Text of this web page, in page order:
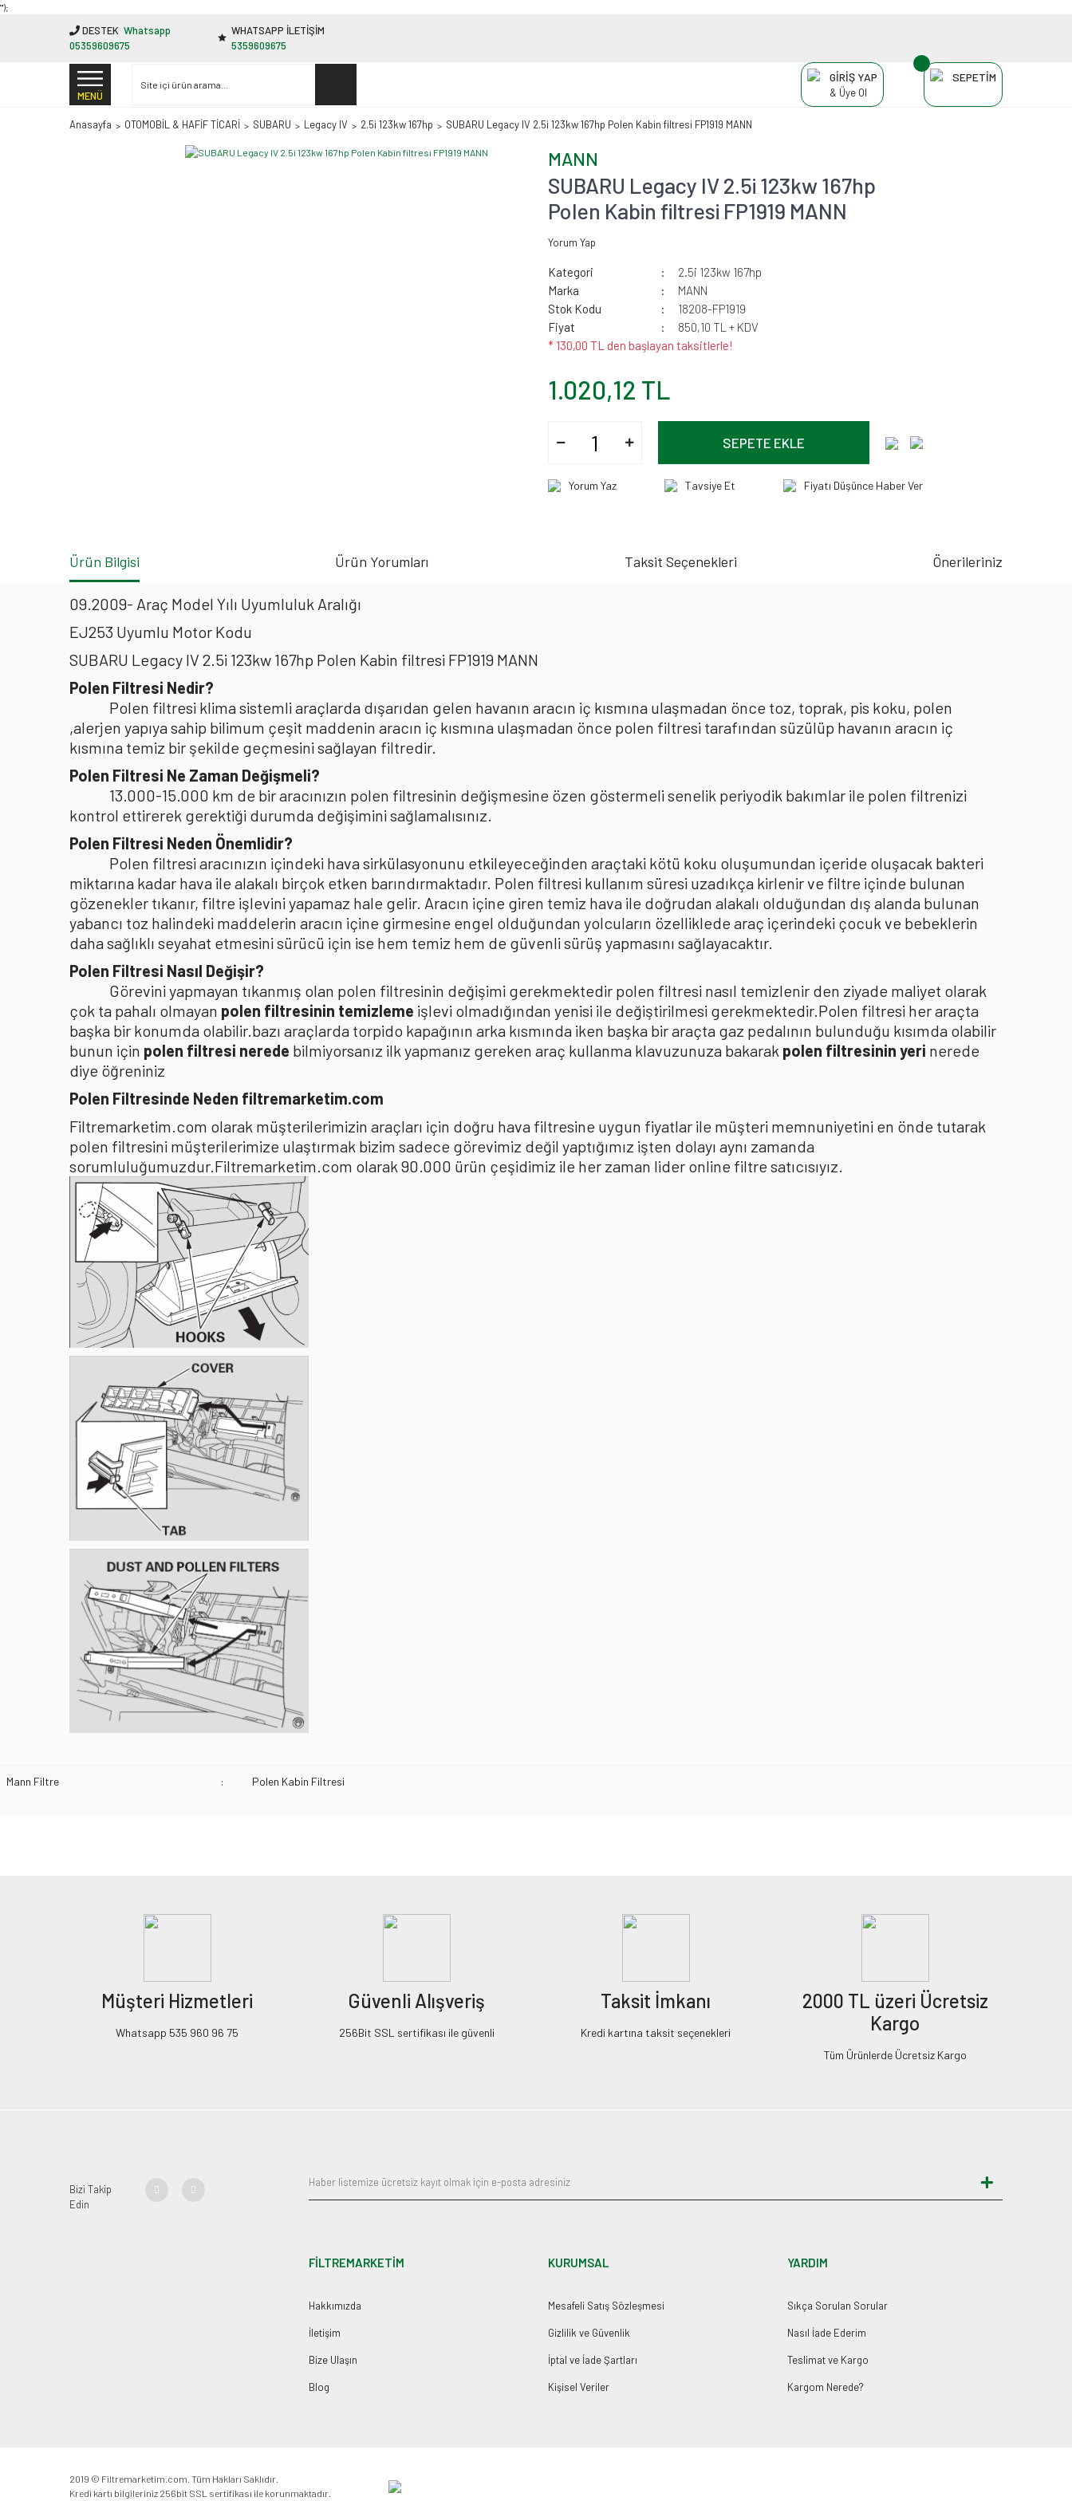
"');
DESTEK Whatsapp
05359609675
WHATSAPP İLETİŞİM
5359609675
MENÜ
GİRİŞ YAP
& Üye Ol
SEPETİM
Anasayfa OTOMOBİL & HAFİF TİCARİ SUBARU Legacy IV 2.5i 123kw 167hp SUBARU Legacy IV 2.5i 123kw 167hp Polen Kabin filtresi FP1919 MANN
MANN
SUBARU Legacy IV 2.5i 123kw 167hp
Polen Kabin filtresi FP1919 MANN
Yorum Yap
Kategori
2.5i 123kw 167hp
Marka
MANN
Stok Kodu
18208-FP1919
Fiyat
850,10 TL + KDV
* 130,00 TL den başlayan taksitlerle!
1.020,12 TL
SEPETE EKLE
Yorum Yaz Tavsiye Et Fiyatı Düşünce Haber Ver
Ürün Bilgisi Ürün Yorumları Taksit Seçenekleri Önerileriniz
09.2009- Araç Model Yılı Uyumluluk Aralığı
EJ253 Uyumlu Motor Kodu
SUBARU Legacy IV 2.5i 123kw 167hp Polen Kabin filtresi FP1919 MANN
Polen Filtresi Nedir?
Polen filtresi klima sistemli araçlarda dışarıdan gelen havanın aracın iç kısmına ulaşmadan önce toz, toprak, pis koku, polen
,alerjen yapıya sahip bilimum çeşit maddenin aracın iç kısmına ulaşmadan önce polen filtresi tarafından süzülüp havanın aracın iç
kısmına temiz bir şekilde geçmesini sağlayan filtredir.
Polen Filtresi Ne Zaman Değişmeli?
13.000-15.000 km de bir aracınızın polen filtresinin değişmesine özen göstermeli senelik periyodik bakımlar ile polen filtrenizi
kontrol ettirerek gerektiği durumda değişimini sağlamalısınız.
Polen Filtresi Neden Önemlidir?
Polen filtresi aracınızın içindeki hava sirkülasyonunu etkileyeceğinden araçtaki kötü koku oluşumundan içeride oluşacak bakteri
miktarına kadar hava ile alakalı birçok etken barındırmaktadır. Polen filtresi kullanım süresi uzadıkça kirlenir ve filtre içinde bulunan
gözenekler tıkanır, filtre işlevini yapamaz hale gelir. Aracın içine giren temiz hava ile doğrudan alakalı olduğundan dış alanda bulunan
yabancı toz halindeki maddelerin aracın içine girmesine engel olduğundan yolcuların özelliklede araç içerindeki çocuk ve bebeklerin
daha sağlıklı seyahat etmesini sürücü için ise hem temiz hem de güvenli sürüş yapmasını sağlayacaktır.
Polen Filtresi Nasıl Değişir?
Görevini yapmayan tıkanmış olan polen filtresinin değişimi gerekmektedir polen filtresi nasıl temizlenir den ziyade maliyet olarak
çok ta pahalı olmayan polen filtresinin temizleme işlevi olmadığından yenisi ile değiştirilmesi gerekmektedir.Polen filtresi her araçta
başka bir konumda olabilir.bazı araçlarda torpido kapağının arka kısmında iken başka bir araçta gaz pedalının bulunduğu kısımda olabilir
bunun için polen filtresi nerede bilmiyorsanız ilk yapmanız gereken araç kullanma klavuzunuza bakarak polen filtresinin yeri nerede
diye öğreniniz
Polen Filtresinde Neden filtremarketim.com
Filtremarketim.com olarak müşterilerimizin araçları için doğru hava filtresine uygun fiyatlar ile müşteri memnuniyetini en önde tutarak
polen filtresini müşterilerimize ulaştırmak bizim sadece görevimiz değil yaptığımız işten dolayı aynı zamanda
sorumluluğumuzdur.Filtremarketim.com olarak 90.000 ürün çeşidimiz ile her zaman lider online filtre satıcısıyız.
Mann Filtre : Polen Kabin Filtresi
Müşteri Hizmetleri
Whatsapp 535 960 96 75
Güvenli Alışveriş
256Bit SSL sertifikası ile güvenli
Taksit İmkanı
Kredi kartına taksit seçenekleri
2000 TL üzeri Ücretsiz
Kargo
Tüm Ürünlerde Ücretsiz Kargo
Bizi Takip
Edin
FİLTREMARKETİM
Hakkımızda
İletişim
Bize Ulaşın
Blog
KURUMSAL
Mesafeli Satış Sözleşmesi
Gizlilik ve Güvenlik
İptal ve İade Şartları
Kişisel Veriler
YARDIM
Sıkça Sorulan Sorular
Nasıl İade Ederim
Teslimat ve Kargo
Kargom Nerede?
2019 © Filtremarketim.com. Tüm Hakları Saklıdır.
Kredi kartı bilgileriniz 256bit SSL sertifikası ile korunmaktadır.